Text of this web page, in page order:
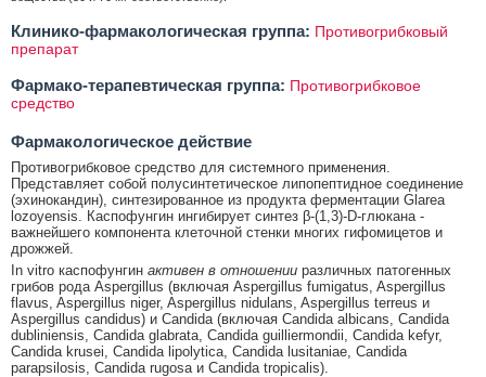
Клинико-фармакологическая группа: Противогрибковый
препарат
Фармако-терапевтическая группа: Противогрибковое
средство
Фармакологическое действие
Противогрибковое средство для системного применения.
Представляет собой полусинтетическое липопептидное соединение
(эхинокандин), синтезированное из продукта ферментации Glarea
lozoyensis. Каспофунгин ингибирует синтез β-(1,3)-D-глюкана -
важнейшего компонента клеточной стенки многих гифомицетов и
дрожжей.
In vitro каспофунгин активен в отношении различных патогенных
грибов рода Aspergillus (включая Aspergillus fumigatus, Aspergillus
flavus, Aspergillus niger, Aspergillus nidulans, Aspergillus terreus и
Aspergillus candidus) и Candida (включая Candida albicans, Candida
dubliniensis, Candida glabrata, Candida guilliermondii, Candida kefyr,
Candida krusei, Candida lipolytica, Candida lusitaniae, Candida
parapsilosis, Candida rugosa и Candida tropicalis).